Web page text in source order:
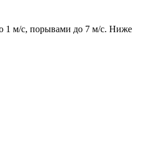
1 м/с, порывами до 7 м/с. Ниже